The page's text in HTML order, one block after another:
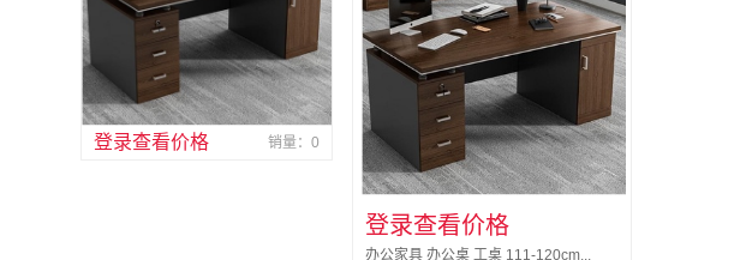
登录查看价格 销量：0
登录查看价格
办公家具 办公桌 工桌 111-120cm...